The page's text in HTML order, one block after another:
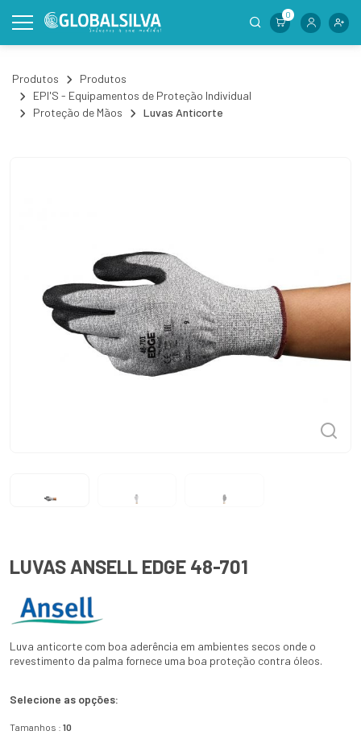
0
Produtos
Produtos
EPI'S - Equipamentos de Proteção Individual
Proteção de Mãos
Luvas Anticorte
LUVAS ANSELL EDGE 48-701
Luva anticorte com boa aderência em ambientes secos onde o
revestimento da palma fornece uma boa proteção contra óleos.
Selecione as opções:
Tamanhos : 10